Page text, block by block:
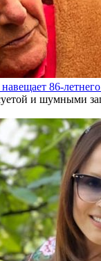
86-
и шумными